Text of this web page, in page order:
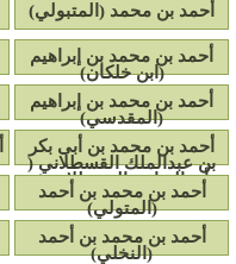
أحمد بن محمد (المتبولي)
أحمد بن محمد بن إبراهيم
(ابن خلكان)
أحمد بن محمد بن إبراهيم
(المقدسي)
أحمد بن محمد بن أبى بكر
بن عبدالملك القسطلاني (
أبو العباس القسطلاني )
أحمد بن محمد بن أحمد
(المتولي)
أحمد بن محمد بن أحمد
(النخلي)